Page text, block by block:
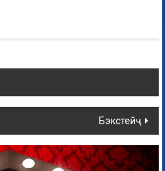
Бэкстейҷ